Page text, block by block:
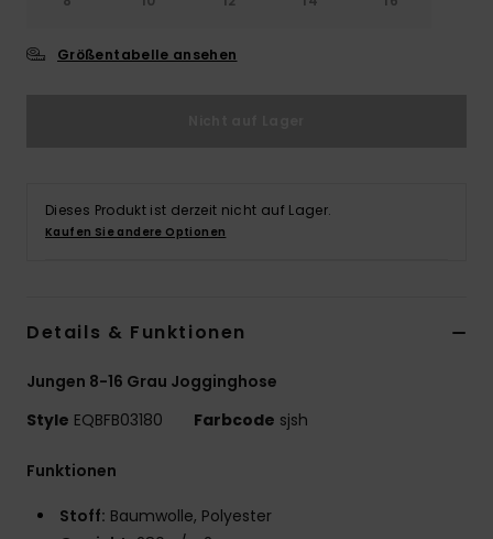
Größentabelle ansehen
Dieses Produkt ist derzeit nicht auf Lager.
Kaufen Sie andere Optionen
Details & Funktionen
Jungen 8-16 Grau Jogginghose
Style EQBFB03180 Farbcode sjsh
Funktionen
Stoff: Baumwolle, Polyester